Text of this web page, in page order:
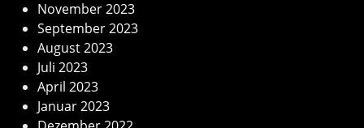
November 2023
September 2023
August 2023
Juli 2023
April 2023
Januar 2023